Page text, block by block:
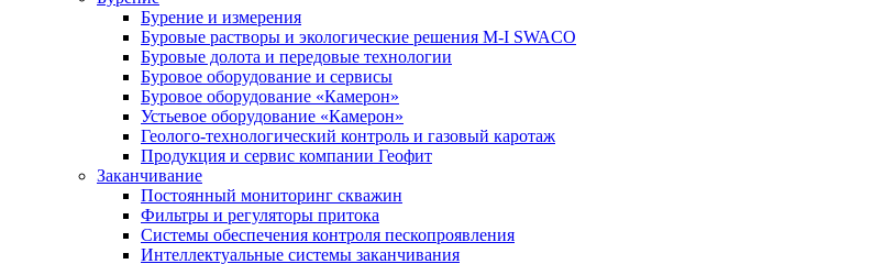
Бурение и измерения
Буровые растворы и экологические решения M-I SWACO
Буровые долота и передовые технологии
Буровое оборудование и сервисы
Буровое оборудование «Камерон»
Устьевое оборудование «Камерон»
Геолого-технологический контроль и газовый каротаж
Продукция и сервис компании Геофит
Заканчивание
Постоянный мониторинг скважин
Фильтры и регуляторы притока
Cистемы обеспечения контроля пескопроявления
Интеллектуальные системы заканчивания